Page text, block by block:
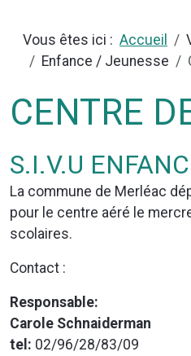
Vous êtes ici : Accueil
Enfance / Jeunesse
CENTRE
S.I.V.U
La commune de Merléac
pour le centre aéré le
scolaires.
Contact :
Responsable:
Carole Schnaiderman
tel: 02/96/28/83/09